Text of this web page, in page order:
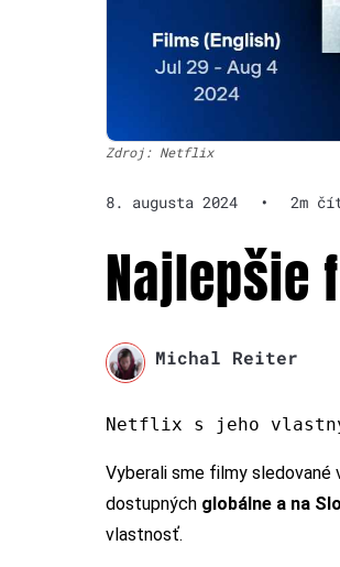
Zdroj: Netflix
8. augusta 2024 • 2m
Najlepšie
Michal Reiter
Netflix s jeho
Vyberali sme filmy sledované
dostupných globálne a na
vlastnosť.